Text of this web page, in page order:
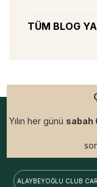
TÜM BLOG
Yılın her günü sabah
ALAYBEYOĞLU CLUB